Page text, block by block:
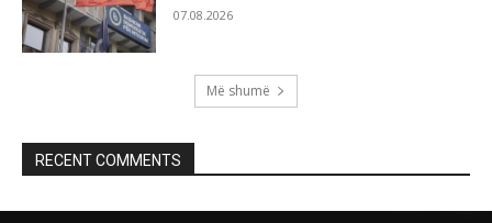
07.08.2026
Më shumë
RECENT COMMENTS